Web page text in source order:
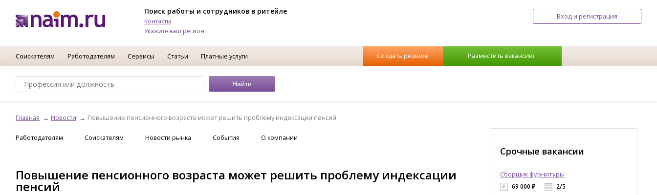
Поиск работы и сотрудников в ритейле
Контакты
Укажите ваш регион
Вход и регистрация
Соискателям Работодателям Сервисы Статьи Платные услуги Создать резюме Разместить вакансию
Главная Новости Повышение пенсионного возраста может решить проблему индексации пенсий
Работодателям Соискателям Новости рынка События О компании
Повышение пенсионного возраста может решить проблему индексации
пенсий
Срочные вакансии
Сборщик фурнитуры
69 000 ₽ 2/5